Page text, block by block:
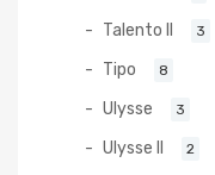
Talento II 3
Tipo 8
Ulysse 3
Ulysse II 2